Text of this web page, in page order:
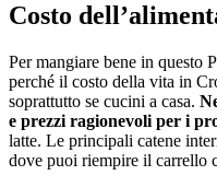
Costo
Per mangiare bene in questo
perché il costo della vita in
soprattutto se cucini a casa.
e prezzi ragionevoli per i
latte. Le principali catene
dove puoi riempire il carrello